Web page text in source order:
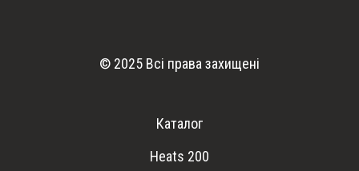
© 2025 Всі права захищені
Каталог
Heats 200